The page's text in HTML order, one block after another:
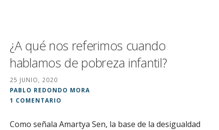
¿A qué nos referimos cuando
hablamos de pobreza infantil?
25 JUNIO, 2020
PABLO REDONDO MORA
1 COMENTARIO
Como señala Amartya Sen, la base de la desigualdad